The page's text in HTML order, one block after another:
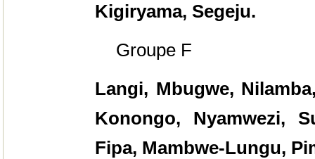
Kigiryama, Segeju.
Groupe F
Langi, Mbugwe,
Konongo, Nyamwezi,
Fipa, Mambwe-Lungu,